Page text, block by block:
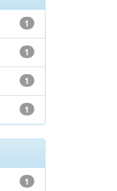
1
1
1
1
1